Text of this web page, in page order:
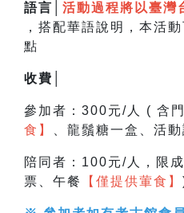
語言│ 活動過程將以臺
，搭配華語說明， 本活
點
收費│
參加者：300元/人 ( 含
食】
、龍鬚糖一盒、活
陪同者：100元/人，限
票、午餐
【僅提供葷食】